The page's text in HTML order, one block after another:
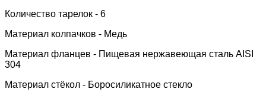
Количество тарелок - 6
Материал колпачков - Медь
Материал фланцев - Пищевая нержавеющая сталь AISI
304
Материал стёкол - Боросиликатное стекло